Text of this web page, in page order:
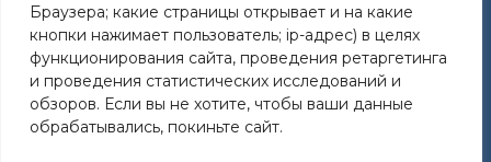
Браузера; какие страницы открывает и на какие
кнопки нажимает пользователь; ip-адрес) в целях
функционирования сайта, проведения ретаргетинга
и проведения статистических исследований и
обзоров. Если вы не хотите, чтобы ваши данные
обрабатывались, покиньте сайт.
Требования к структуре официального сайта
образовательной организации в ИТС «Интернет»
и формату представления на нем информации»
утверждены Приказом Рособрнадзора от 14.08.2020
№831